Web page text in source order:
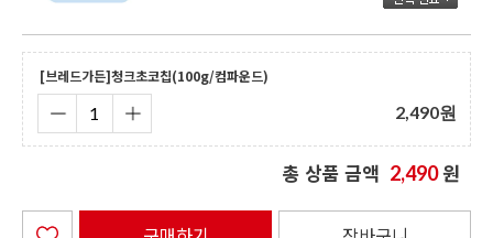
[브레드가든]청크초코칩(100g/컴파운드)
2,490원
총 상품 금액 2,490원